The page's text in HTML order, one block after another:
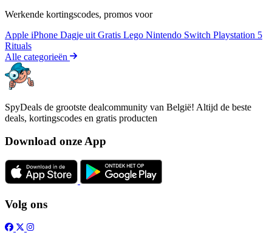
Werkende kortingscodes, promos voor
Apple iPhone Dagje uit Gratis Lego Nintendo Switch Playstation 5
Rituals
Alle categorieën
SpyDeals de grootste dealcommunity van België! Altijd de beste
deals, kortingscodes en gratis producten
Download onze App
Volg ons